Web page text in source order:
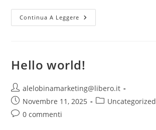
Continua A Leggere Gallery
Hello world!
Autore
dell'articolo:
alelobinamarketing@libero.it
Articolo
pubblicato:
Novembre 11, 2025
Categoria
Uncategorized
Commenti
0 commenti